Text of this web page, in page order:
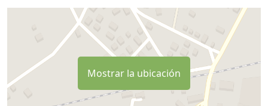
Mostrar la ubicación